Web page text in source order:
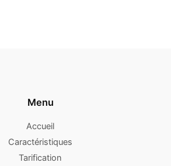
Menu
Accueil
Caractéristiques
Tarification